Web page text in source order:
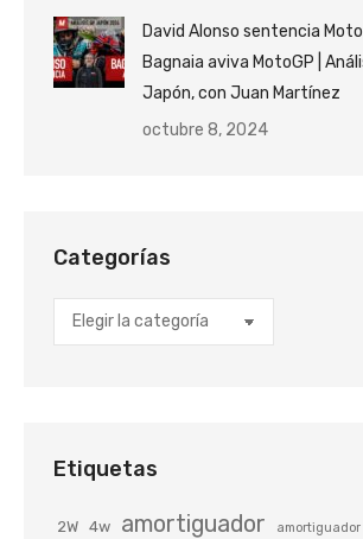
David Alonso sentencia
Bagnaia aviva MotoGP |
Japón, con Juan Martínez
octubre 8, 2024
Categorías
Categorías
Etiquetas
2W 4w amortiguador amortiguador